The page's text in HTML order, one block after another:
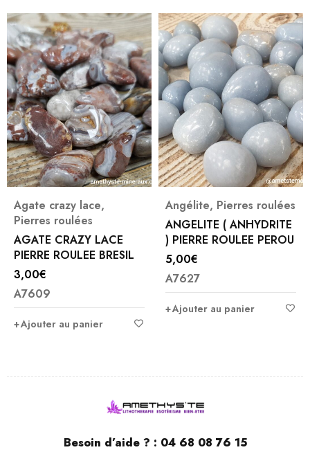
Agate crazy lace,
Pierres roulées
AGATE CRAZY LACE
PIERRE ROULEE BRESIL
3,00€
A7609
Ajouter au panier
Angélite, Pierres roulées
ANGELITE ( ANHYDRITE
) PIERRE ROULEE PEROU
5,00€
A7627
Ajouter au panier
Besoin d’aide ? : 04 68 08 76 15